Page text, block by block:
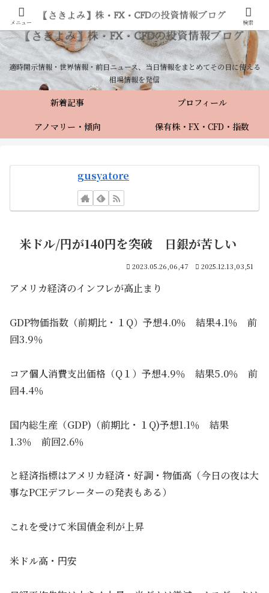
適時開示情報・世界情報・前日ニュース、当日情報をまとめてその日に使える
相場情報を発信
新着記事
プロフィール
アノマリー・傾向
保有株・FX・CFD・指数
gusyatore
米ドル/円が140円を突破 日銀が苦しい
2023.05.26,06,47 2025.12.13,03,51
アメリカ経済のインフレが高止まり
GDP物価指数（前期比・１Q）予想4.0％ 結果4.1％ 前
回3.9％
コア個人消費支出価格（Q１）予想4.9％ 結果5.0％ 前
回4.4％
国内総生産（GDP)（前期比・１Q)予想1.1％ 結果
1.3％ 前回2.6％
と経済指標はアメリカ経済・好調・物価高（今日の夜は大
事なPCEデフレーターの発表もある）
これを受けて米国債金利が上昇
米ドル高・円安
メニュー 検索